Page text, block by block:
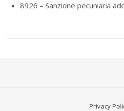
8926 – Sanzione pecuniaria
Privacy